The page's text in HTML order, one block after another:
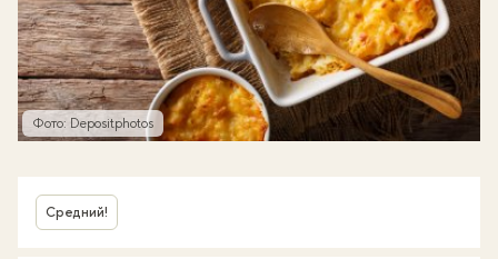
Фото: Depositphotos
Средний!